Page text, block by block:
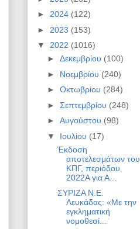
► 2024 (122)
► 2023 (153)
▼ 2022 (1016)
► Δεκεμβρίου (100)
► Νοεμβρίου (240)
► Οκτωβρίου (284)
► Σεπτεμβρίου (248)
► Αυγούστου (98)
▼ Ιουλίου (17)
Έκδοση
αποτελεσμάτων του
ΚΠΓ, περιόδου
2022Α για Α...
ΣΥΡΙΖΑ Ν.Ε.
Λευκάδας: «Με την
εγκληματική
νομοθεσί...